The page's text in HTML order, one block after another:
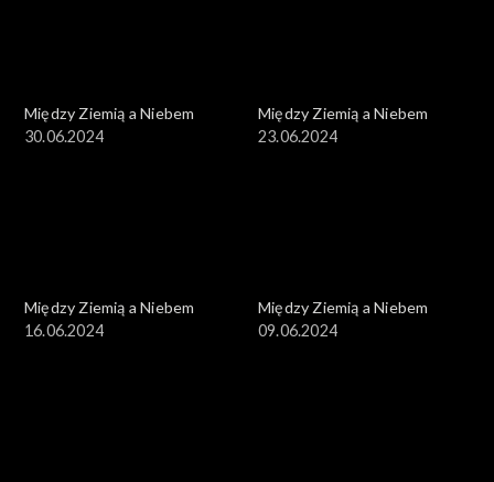
Między Ziemią a Niebem
30.06.2024
Między Ziemią a Niebem
23.06.2024
Między Ziemią a Niebem
16.06.2024
Między Ziemią a Niebem
09.06.2024